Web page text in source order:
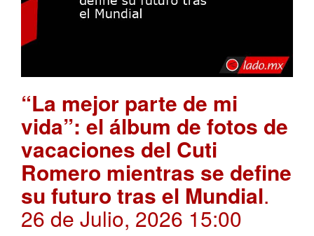
“La mejor parte de mi
vida”: el álbum de fotos de
vacaciones del Cuti
Romero mientras se define
su futuro tras el Mundial.
26 de Julio, 2026 15:00